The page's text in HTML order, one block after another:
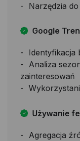
Narzędzia
Google
Identyfikacja
Analiza
zainteresowań
Używanie
Agregacja